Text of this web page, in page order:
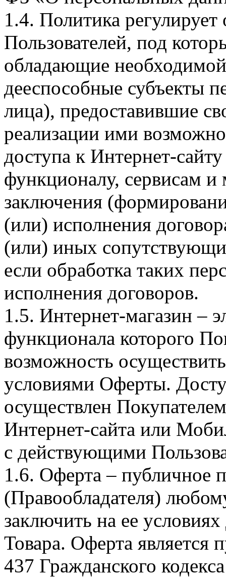
1.4. Политика
Пользователей, под
обладающие
дееспособные субъекты
лица), предоставившие
реализации ими
доступа к Интернет-
функционалу, сервисам и
заключения
(или) исполнения
(или) иных
если обработка таких
исполнения договоров.
1.5. Интернет-магазин –
функционала которого
возможность
условиями Оферты.
осуществлен
Интернет-сайта или
с действующими
1.6. Оферта – публичное
(Правообладателя)
заключить на ее
Товара. Оферта является
437 Гражданского